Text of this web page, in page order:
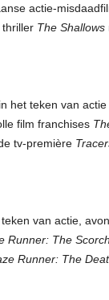
actie-
thriller The Shallows
het teken van actie
film franchises
tv-première
van actie,
Runner: The
Runner: The